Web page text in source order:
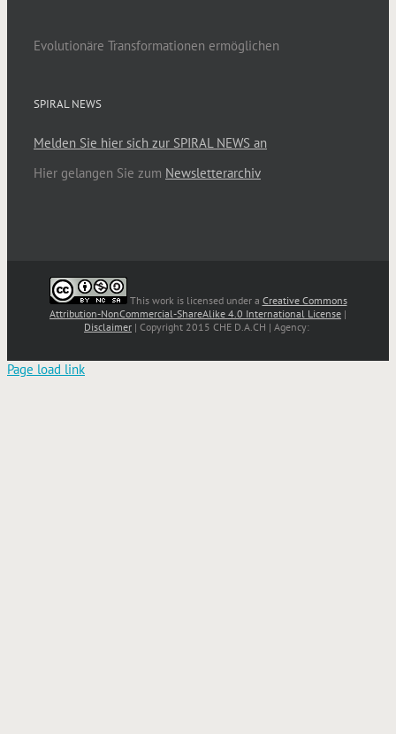
Evolutionäre Transformationen ermöglichen
SPIRAL NEWS
Melden Sie hier sich zur SPIRAL NEWS an
Hier gelangen Sie zum Newsletterarchiv
This work is licensed under a Creative Commons
Attribution-NonCommercial-ShareAlike 4.0 International License |
Disclaimer | Copyright 2015 CHE D.A.CH | Agency:
Page load link